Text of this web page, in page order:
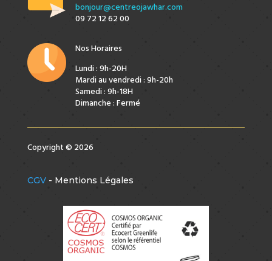
bonjour@centreojawhar.com
09 72 12 62 00
Nos Horaires
Lundi : 9h-20H
Mardi au vendredi : 9h-20h
Samedi : 9h-18H
Dimanche : Fermé
Copyright © 2026
CGV- Mentions Légales